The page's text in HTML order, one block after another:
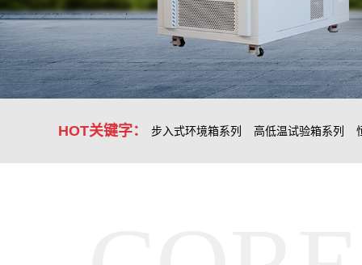
HOT关键字： 步入式环境箱系列 高低温试验箱系列